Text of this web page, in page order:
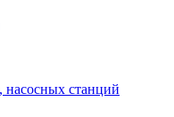
насосных станций